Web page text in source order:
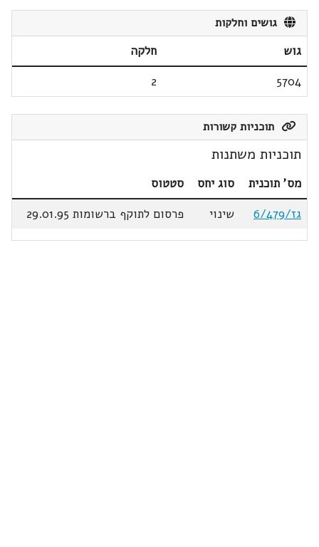
גושים וחלקות
גוש
חלקה
5704
2
תוכניות קשורות
תוכניות משתנות
מס' תוכנית סוג יחס
סטטוס
גז/6/479
שינוי פרסום לתוקף ברשומות 29.01.95